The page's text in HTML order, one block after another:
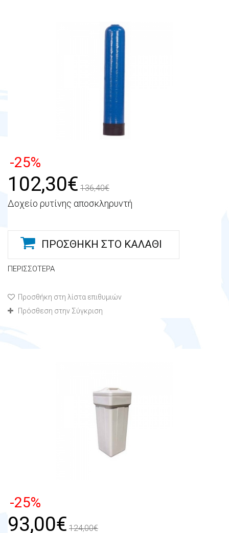
-25%
102,30€ 136,40€
Δοχείο ρυτίνης αποσκληρυντή
ΠΡΟΣΘΉΚΗ ΣΤΟ ΚΑΛΆΘΙ
ΠΕΡΙΣΣΌΤΕΡΑ
Προσθήκη στη λίστα επιθυμιών
Πρόσθεση στην Σύγκριση
-25%
93,00€ 124,00€